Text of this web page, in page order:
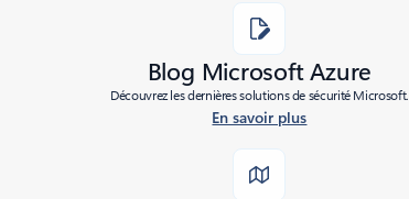
Blog Microsoft Azure
Découvrez les dernières solutions de sécurité Microsoft.
En savoir plus